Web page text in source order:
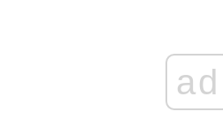
ad